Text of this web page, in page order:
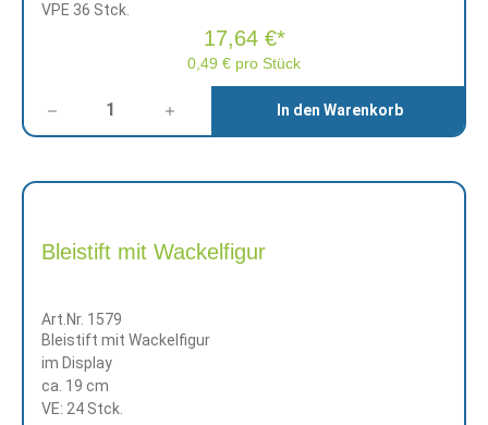
VPE 36 Stck.
0,49 € pro Stück
17,64 €*
In den Warenkorb
Bleistift mit Wackelfigur
Art.Nr. 1579
Bleistift mit Wackelfigur
im Display
ca. 19 cm
VE: 24 Stck.